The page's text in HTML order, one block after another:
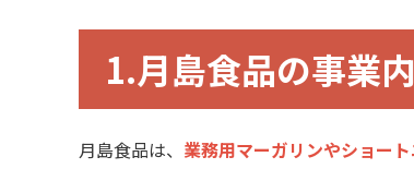
1.月島食品の事業
月島食品は、 業務用マーガリンやショー